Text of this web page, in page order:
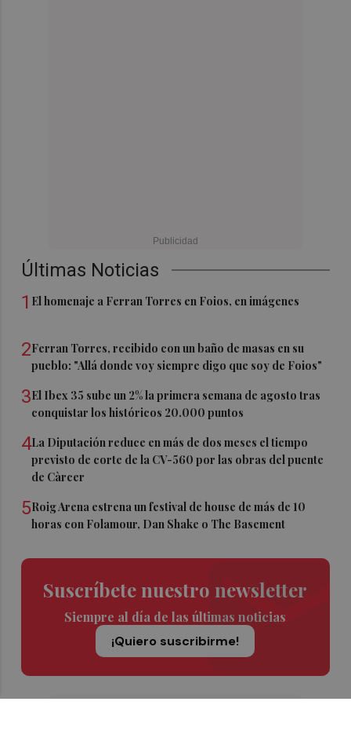
Últimas Noticias
1 El homenaje a Ferran Torres en Foios, en imágenes
2Ferran Torres, recibido con un baño de masas en su
pueblo: "Allá donde voy siempre digo que soy de Foios"
3El Ibex 35 sube un 2% la primera semana de agosto tras
conquistar los históricos 20.000 puntos
4La Diputación reduce en más de dos meses el tiempo
previsto de corte de la CV-560 por las obras del puente
de Càrcer
5Roig Arena estrena un festival de house de más de 10
horas con Folamour, Dan Shake o The Basement
Suscríbete nuestro newsletter
Siempre al día de las últimas noticias
¡Quiero suscribirme!